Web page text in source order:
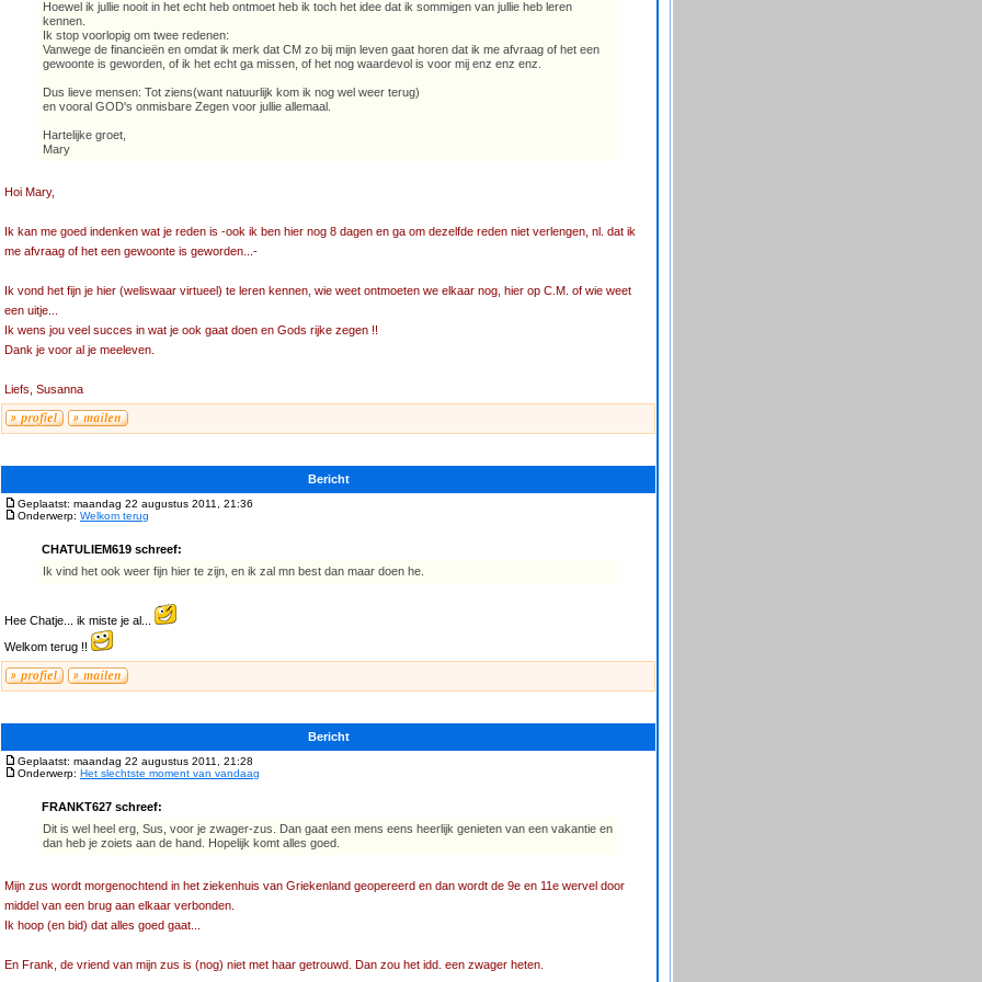
Hoewel ik jullie nooit in het echt heb ontmoet heb ik toch het idee dat ik sommigen van jullie heb leren
kennen.
Ik stop voorlopig om twee redenen:
Vanwege de financieën en omdat ik merk dat CM zo bij mijn leven gaat horen dat ik me afvraag of het een
gewoonte is geworden, of ik het echt ga missen, of het nog waardevol is voor mij enz enz enz.
Dus lieve mensen: Tot ziens(want natuurlijk kom ik nog wel weer terug)
en vooral GOD's onmisbare Zegen voor jullie allemaal.
Hartelijke groet,
Mary
Hoi Mary,
Ik kan me goed indenken wat je reden is -ook ik ben hier nog 8 dagen en ga om dezelfde reden niet verlengen, nl. dat ik
me afvraag of het een gewoonte is geworden...-
Ik vond het fijn je hier (weliswaar virtueel) te leren kennen, wie weet ontmoeten we elkaar nog, hier op C.M. of wie weet
een uitje...
Ik wens jou veel succes in wat je ook gaat doen en Gods rijke zegen !!
Dank je voor al je meeleven.
Liefs, Susanna
Bericht
Geplaatst: maandag 22 augustus 2011, 21:36
Onderwerp: Welkom terug
CHATULIEM619 schreef:
Ik vind het ook weer fijn hier te zijn, en ik zal mn best dan maar doen he.
Hee Chatje... ik miste je al...
Welkom terug !!
Bericht
Geplaatst: maandag 22 augustus 2011, 21:28
Onderwerp: Het slechtste moment van vandaag
FRANKT627 schreef:
Dit is wel heel erg, Sus, voor je zwager-zus. Dan gaat een mens eens heerlijk genieten van een vakantie en
dan heb je zoiets aan de hand. Hopelijk komt alles goed.
Mijn zus wordt morgenochtend in het ziekenhuis van Griekenland geopereerd en dan wordt de 9e en 11e wervel door
middel van een brug aan elkaar verbonden.
Ik hoop (en bid) dat alles goed gaat...
En Frank, de vriend van mijn zus is (nog) niet met haar getrouwd. Dan zou het idd. een zwager heten.